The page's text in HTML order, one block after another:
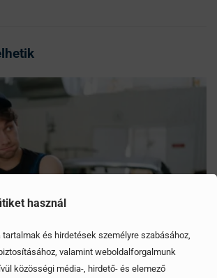
használ
és hirdetések személyre szabásához,
valamint weboldalforgalmunk
közösségi média-, hirdető- és elemező